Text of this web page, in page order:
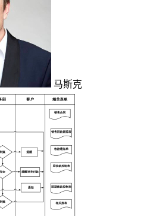
马斯克